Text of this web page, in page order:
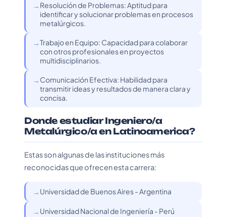
Resolución de Problemas: Aptitud para
identificar y solucionar problemas en procesos
metalúrgicos.
Trabajo en Equipo: Capacidad para colaborar
con otros profesionales en proyectos
multidisciplinarios.
Comunicación Efectiva: Habilidad para
transmitir ideas y resultados de manera clara y
concisa.
Donde estudiar Ingeniero/a
Metalúrgico/a en Latinoamerica?
Estas son algunas de las instituciones más
reconocidas que ofrecen esta carrera:
Universidad de Buenos Aires - Argentina
Universidad Nacional de Ingeniería - Perú